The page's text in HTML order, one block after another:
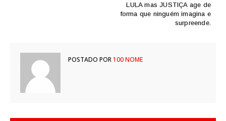
LULA mas JUSTIÇA age de
forma que ninguém imagina e
surpreende.
POSTADO POR100 NOME